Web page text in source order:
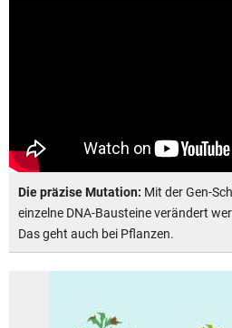
Die präzise Mutation: Mit der Gen-
einzelne DNA-Bausteine verändert
Das geht auch bei Pflanzen.